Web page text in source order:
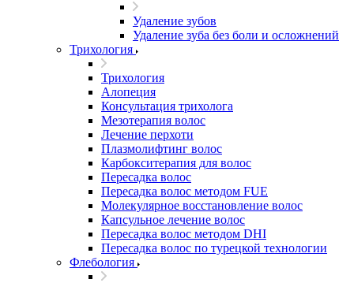
Удаление зубов
Удаление зуба без боли и осложнений
Трихология
Трихология
Алопеция
Консультация трихолога
Мезотерапия волос
Лечение перхоти
Плазмолифтинг волос
Карбокситерапия для волос
Пересадка волос
Пересадка волос методом FUE
Молекулярное восстановление волос
Капсульное лечение волос
Пересадка волос методом DHI
Пересадка волос по турецкой технологии
Флебология